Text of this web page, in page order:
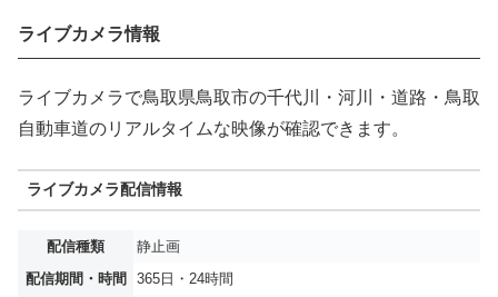
ライブカメラ情報
ライブカメラで鳥取県鳥取市の千代川・河川・道路・鳥取
自動車道のリアルタイムな映像が確認できます。
ライブカメラ配信情報
配信種類
静止画
配信期間・時間
365日・24時間